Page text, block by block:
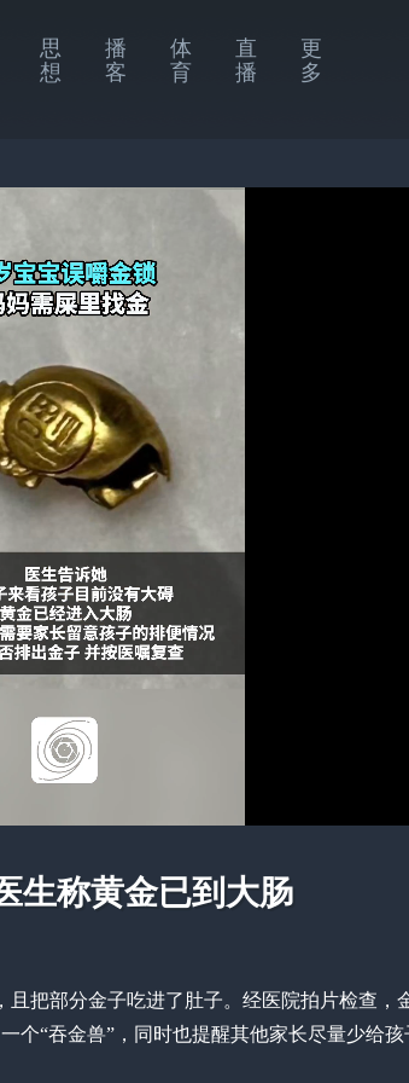
思
想
播
客
体
育
直
播
更
多
生称黄金已到大肠
把部分金子吃进了肚子。经医院拍片检查，
“吞金兽”，同时也提醒其他家长尽量少给孩